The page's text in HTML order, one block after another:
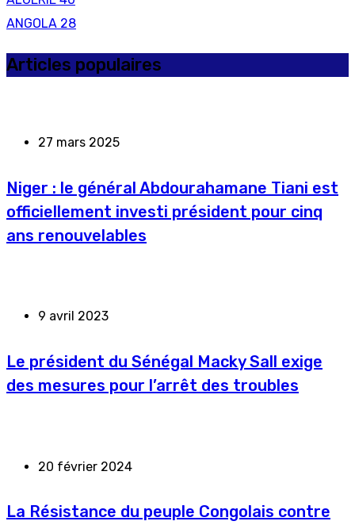
ANGOLA 28
Articles populaires
27 mars 2025
Niger : le général Abdourahamane Tiani est
officiellement investi président pour cinq
ans renouvelables
9 avril 2023
Le président du Sénégal Macky Sall exige
des mesures pour l’arrêt des troubles
20 février 2024
La Résistance du peuple Congolais contre